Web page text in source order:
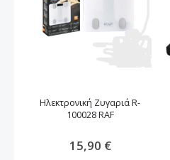
Ηλεκτρονική Ζυγαριά R-
100028 RAF
15,90 €